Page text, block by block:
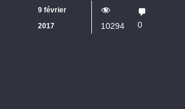
9 février
2017
10294 0